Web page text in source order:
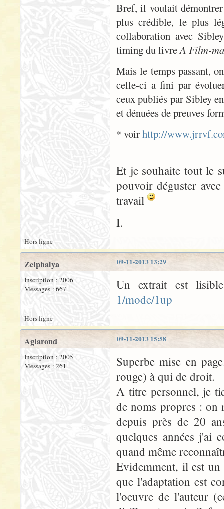
Bref, il voulait
plus crédible, le plus
collaboration avec
timing du livreA Film-
Mais le temps passant,
celle-ci a fini par
ceux publiés par Sibley
et dénuées de preuves
* voirhttp://
Et je souhaite tout le
pouvoir déguster
travail
I.
Hors ligne
09-11-2013 13:29
Zelphalya
Inscription : 2006
Messages : 667
Un extrait est
1/mode/1up
Hors ligne
09-11-2013 15:58
Aglarond
Inscription : 2005
Messages : 261
Superbe mise en
rouge) à qui de droit.
A titre personnel, je
de noms propres : on
depuis près de 20
quelques années j'ai
quand même
Evidemment, il est
que l'adaptation est
l'oeuvre de l'auteur